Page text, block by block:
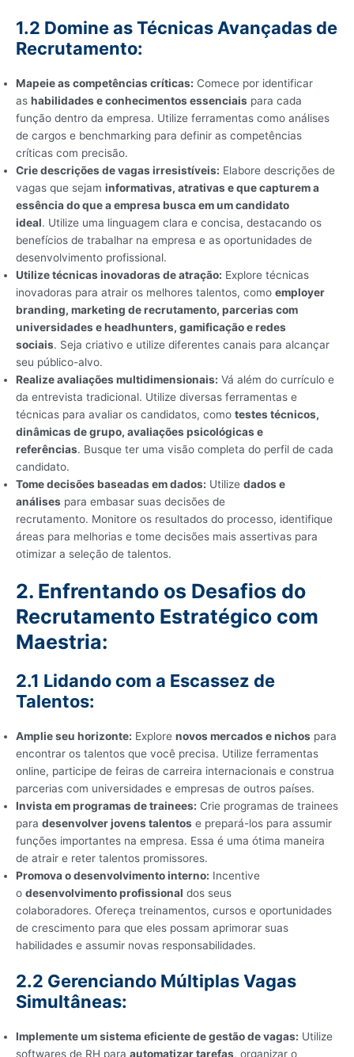
1.2 Domine as Técnicas Avançadas de
Recrutamento:
Mapeie as competências críticas: Comece por identificar
as habilidades e conhecimentos essenciais para cada
função dentro da empresa. Utilize ferramentas como análises
de cargos e benchmarking para definir as competências
críticas com precisão.
Crie descrições de vagas irresistíveis: Elabore descrições de
vagas que sejam informativas, atrativas e que capturem a
essência do que a empresa busca em um candidato
ideal. Utilize uma linguagem clara e concisa, destacando os
benefícios de trabalhar na empresa e as oportunidades de
desenvolvimento profissional.
Utilize técnicas inovadoras de atração: Explore técnicas
inovadoras para atrair os melhores talentos, como employer
branding, marketing de recrutamento, parcerias com
universidades e headhunters, gamificação e redes
sociais. Seja criativo e utilize diferentes canais para alcançar
seu público-alvo.
Realize avaliações multidimensionais: Vá além do currículo e
da entrevista tradicional. Utilize diversas ferramentas e
técnicas para avaliar os candidatos, como testes técnicos,
dinâmicas de grupo, avaliações psicológicas e
referências. Busque ter uma visão completa do perfil de cada
candidato.
Tome decisões baseadas em dados: Utilize dados e
análises para embasar suas decisões de
recrutamento. Monitore os resultados do processo, identifique
áreas para melhorias e tome decisões mais assertivas para
otimizar a seleção de talentos.
2. Enfrentando os Desafios do
Recrutamento Estratégico com
Maestria:
2.1 Lidando com a Escassez de
Talentos:
Amplie seu horizonte: Explore novos mercados e nichos para
encontrar os talentos que você precisa. Utilize ferramentas
online, participe de feiras de carreira internacionais e construa
parcerias com universidades e empresas de outros países.
Invista em programas de trainees: Crie programas de trainees
para desenvolver jovens talentos e prepará-los para assumir
funções importantes na empresa. Essa é uma ótima maneira
de atrair e reter talentos promissores.
Promova o desenvolvimento interno: Incentive
o desenvolvimento profissional dos seus
colaboradores. Ofereça treinamentos, cursos e oportunidades
de crescimento para que eles possam aprimorar suas
habilidades e assumir novas responsabilidades.
2.2 Gerenciando Múltiplas Vagas
Simultâneas:
Implemente um sistema eficiente de gestão de vagas: Utilize
softwares de RH para automatizar tarefas, organizar o